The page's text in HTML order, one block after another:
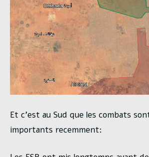
Et c’est au Sud que les combats
importants recemment: